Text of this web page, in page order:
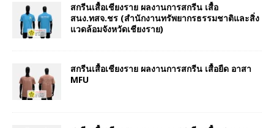
สกรีนเสื้อเชียงราย ผลงานการสกรีน เสื้อ
สนง.ทสจ.ชร (สำนักงานทรัพยากรธรรมชาติและสิ่ง
แวดล้อมจังหวัดเชียงราย)
สกรีนเสื้อเชียงราย ผลงานการสกรีน เสื้อยืด อาสา
MFU